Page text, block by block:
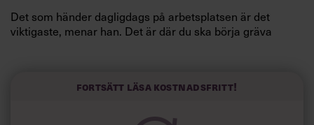
Det som händer dagligdags på arbetsplatsen är det
viktigaste, menar han. Det är där du ska börja gräva
och höjt arbetsglädjen på Google:
Fortsätt läsa kostnadsfritt!